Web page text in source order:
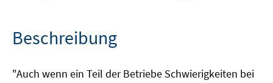
Beschreibung
"Auch wenn ein Teil der Betriebe Schwierigkeiten bei